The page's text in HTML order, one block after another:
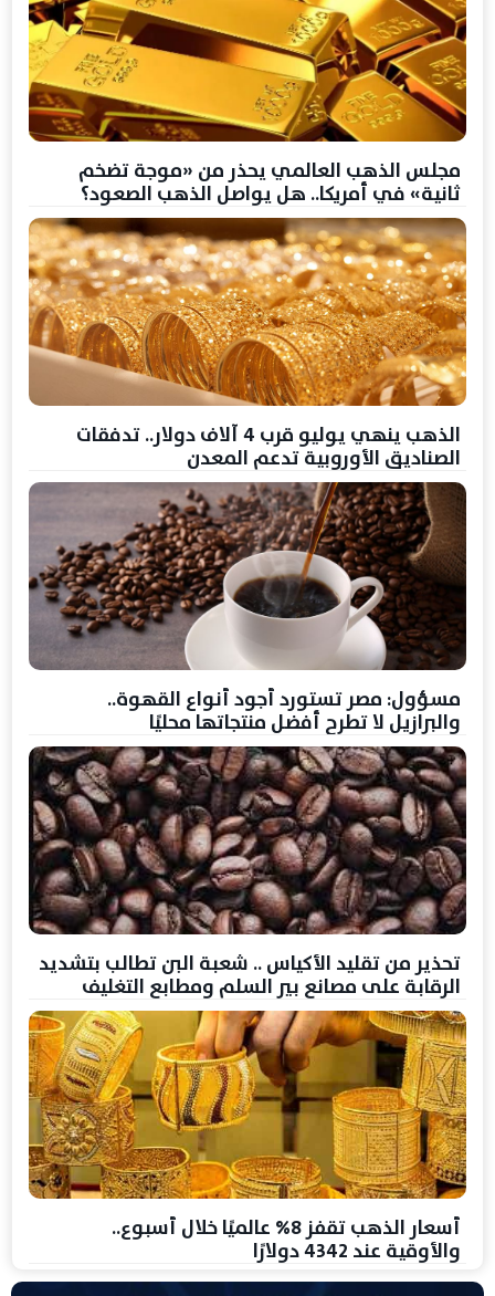
مجلس الذهب العالمي يحذر من «موجة تضخم
ثانية» في أمريكا.. هل يواصل الذهب الصعود؟
الذهب ينهي يوليو قرب 4 آلاف دولار.. تدفقات
الصناديق الأوروبية تدعم المعدن
مسؤول: مصر تستورد أجود أنواع القهوة..
والبرازيل لا تطرح أفضل منتجاتها محليًا
تحذير من تقليد الأكياس .. شعبة البن تطالب بتشديد
الرقابة على مصانع بير السلم ومطابع التغليف
أسعار الذهب تقفز 8% عالميًا خلال أسبوع..
والأوقية عند 4342 دولارًا